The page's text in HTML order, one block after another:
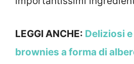
LEGGI ANCHE: Deliziosi
brownies a forma di